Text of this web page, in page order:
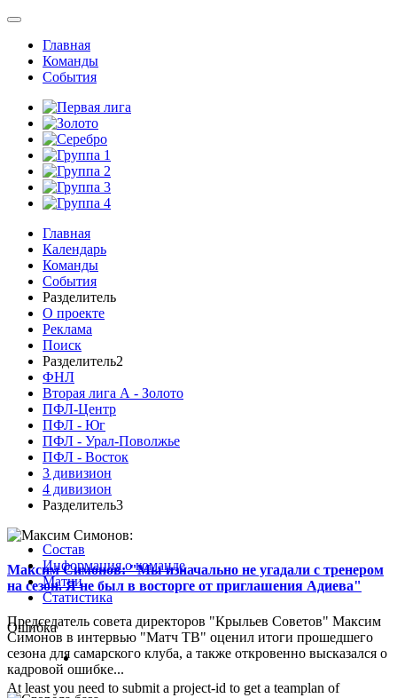
Главная
Команды
События
Главная
Календарь
Команды
События
Разделитель
О проекте
Реклама
Поиск
Разделитель2
ФНЛ
Вторая лига А - Золото
ПФЛ-Центр
ПФЛ - Юг
ПФЛ - Урал-Поволжье
ПФЛ - Восток
3 дивизион
4 дивизион
Разделитель3
Максим Симонов: "Мы изначально не угадали с тренером
на сезон. Я не был в восторге от приглашения Адиева"
Председатель совета директоров "Крыльев Советов" Максим
Симонов в интервью "Матч ТВ" оценил итоги прошедшего
сезона для самарского клуба, а также откровенно высказался о
кадровой ошибке...
Состав
Информация о команде
Матчи
Статистика
Ошибка
At least you need to submit a project-id to get a teamplan of